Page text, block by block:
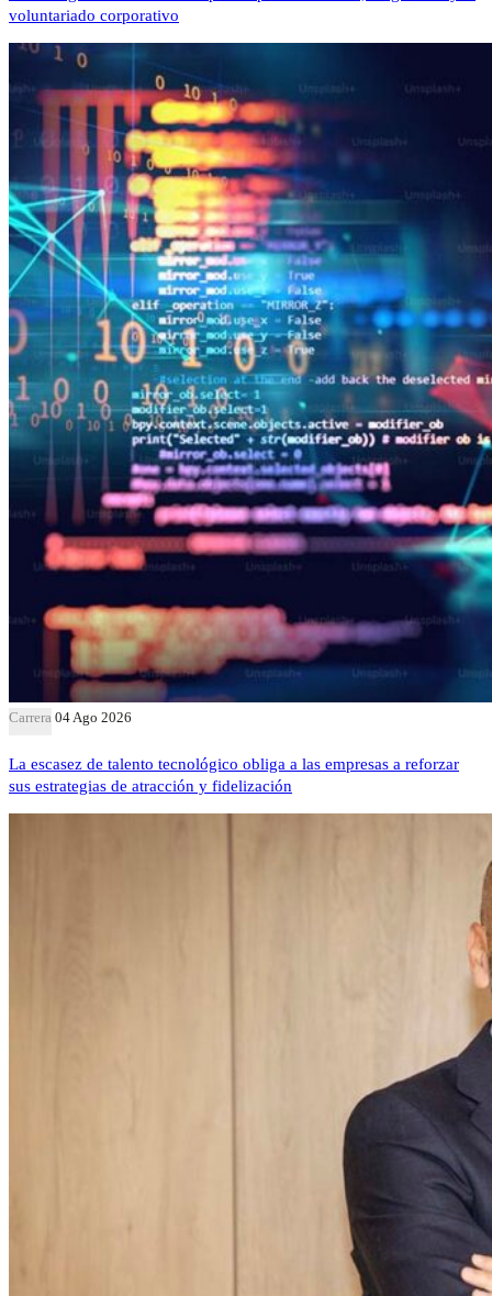
voluntariado corporativo
Carrera 04 Ago 2026
La escasez de talento tecnológico obliga a las empresas a reforzar
sus estrategias de atracción y fidelización